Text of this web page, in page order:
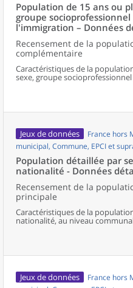
Population de 15 ans ou
groupe
l'immigration – Données
Recensement de la
complémentaire
Caractéristiques de la
sexe, groupe socioprofessionnel et situation quant à l'immigration,
au niveau communal et
Jeux de données
France hors
municipal, Commune, EPCI et
Population détaillée par
nationalité - Données
Recensement de la
principale
Caractéristiques de la
nationalité, au niveau
Jeux de données
France hors